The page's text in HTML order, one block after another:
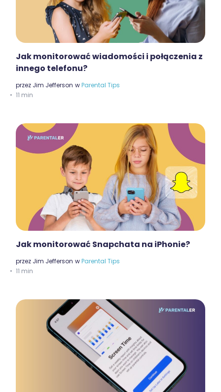
Jak monitorować wiadomości i połączenia z
innego telefonu?
przez Jim Jefferson wParental Tips
11 min
Jak monitorować Snapchata na iPhonie?
przez Jim Jefferson wParental Tips
11 min